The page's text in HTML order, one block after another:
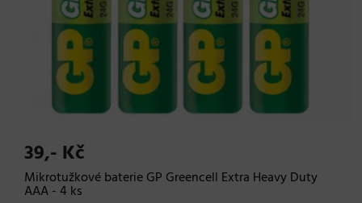
39,- Kč
Mikrotužkové baterie GP Greencell Extra Heavy Duty
AAA - 4 ks